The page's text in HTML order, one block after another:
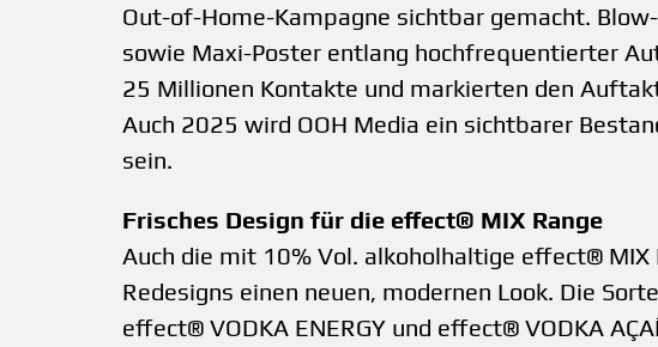
Out-of-Home-Kampagne sichtbar gemacht.
sowie Maxi-Poster entlang hochfrequentierter
25 Millionen Kontakte und markierten den
Auch 2025 wird OOH Media ein sichtbarer
sein.
Frisches Design für die effect® MIX Range
Auch die mit 10% Vol. alkoholhaltige effect® MIX
Redesigns einen neuen, modernen Look. Die
effect® VODKA ENERGY und effect® VODKA